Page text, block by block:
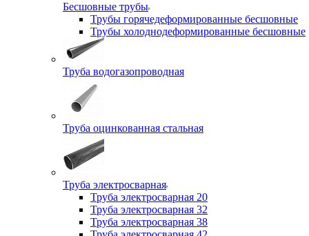
Бесшовные трубы
Трубы горячедеформированные бесшовные
Трубы холоднодеформированные бесшовные
Труба водогазопроводная
Труба оцинкованная стальная
Труба электросварная
Труба электросварная 20
Труба электросварная 32
Труба электросварная 38